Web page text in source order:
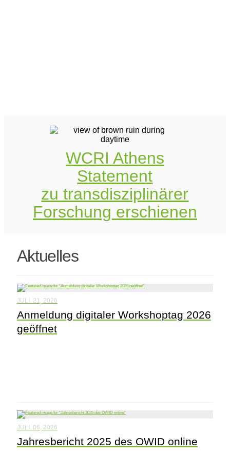
WCRI Athens
Statement
zu transdisziplinärer
Forschung erschienen
Aktuelles
JULI. 21, 2026
Anmeldung digitaler Workshoptag 2026
geöffnet
JULI. 06, 2026
Jahresbericht 2025 des OWID online